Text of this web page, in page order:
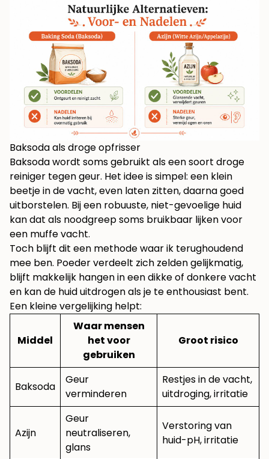
Baksoda als droge opfrisser
Baksoda wordt soms gebruikt als een soort droge
reiniger tegen geur. Het idee is simpel: een klein
beetje in de vacht, even laten zitten, daarna goed
uitborstelen. Bij een robuuste, niet-gevoelige huid
kan dat als noodgreep soms bruikbaar lijken voor
een muffe vacht.
Toch blijft dit een methode waar ik terughoudend
mee ben. Poeder verdeelt zich zelden gelijkmatig,
blijft makkelijk hangen in een dikke of donkere vacht
en kan de huid uitdrogen als je te enthousiast bent.
Een kleine vergelijking helpt:
Middel
Waar mensen
het voor
gebruiken
Groot risico
Baksoda
Geur
verminderen
Restjes in de vacht,
uitdroging, irritatie
Azijn
Geur
neutraliseren,
glans
Verstoring van
huid-pH, irritatie